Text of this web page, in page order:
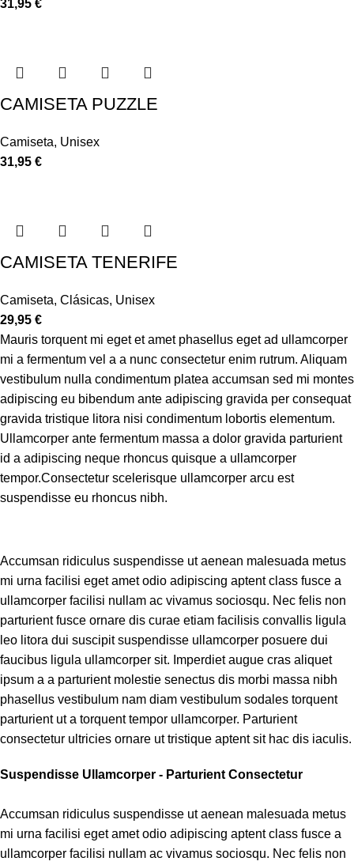
31,95 €
CAMISETA PUZZLE
Camiseta, Unisex
31,95 €
CAMISETA TENERIFE
Camiseta, Clásicas, Unisex
29,95 €
Mauris torquent mi eget et amet phasellus eget ad ullamcorper
mi a fermentum vel a a nunc consectetur enim rutrum. Aliquam
vestibulum nulla condimentum platea accumsan sed mi montes
adipiscing eu bibendum ante adipiscing gravida per consequat
gravida tristique litora nisi condimentum lobortis elementum.
Ullamcorper ante fermentum massa a dolor gravida parturient
id a adipiscing neque rhoncus quisque a ullamcorper
tempor.Consectetur scelerisque ullamcorper arcu est
suspendisse eu rhoncus nibh.
Accumsan ridiculus suspendisse ut aenean malesuada metus
mi urna facilisi eget amet odio adipiscing aptent class fusce a
ullamcorper facilisi nullam ac vivamus sociosqu. Nec felis non
parturient fusce ornare dis curae etiam facilisis convallis ligula
leo litora dui suscipit suspendisse ullamcorper posuere dui
faucibus ligula ullamcorper sit. Imperdiet augue cras aliquet
ipsum a a parturient molestie senectus dis morbi massa nibh
phasellus vestibulum nam diam vestibulum sodales torquent
parturient ut a torquent tempor ullamcorper. Parturient
consectetur ultricies ornare ut tristique aptent sit hac dis iaculis.
Suspendisse Ullamcorper - Parturient Consectetur
Accumsan ridiculus suspendisse ut aenean malesuada metus
mi urna facilisi eget amet odio adipiscing aptent class fusce a
ullamcorper facilisi nullam ac vivamus sociosqu. Nec felis non